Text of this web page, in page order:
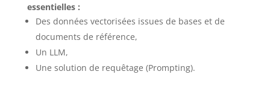
essentielles :
Des données vectorisées issues de bases et de
documents de référence,
Un LLM,
Une solution de requêtage (Prompting).